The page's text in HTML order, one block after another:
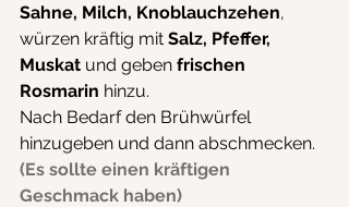
Sahne, Milch, Knoblauchzehen,
würzen kräftig mit Salz, Pfeffer,
Muskat und geben frischen
Rosmarin hinzu.
Nach Bedarf den Brühwürfel
hinzugeben und dann abschmecken.
(Es sollte einen kräftigen
Geschmack haben)